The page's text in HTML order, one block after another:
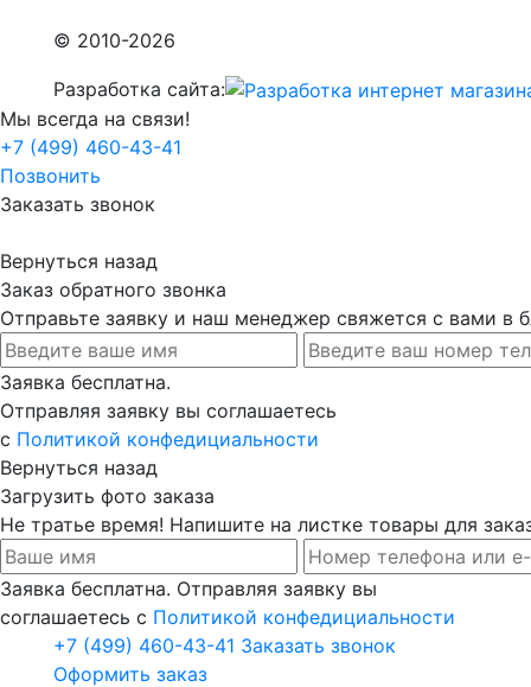
© 2010-2026
Разработка сайта:
Мы всегда на связи!
+7 (499) 460-43-41
Позвонить
Заказать звонок
Вернуться назад
Заказ обратного звонка
Отправьте заявку и наш менеджер свяжется с вами в
Заявка бесплатна.
Отправляя заявку вы соглашаетесь
с Политикой конфедициальности
Вернуться назад
Загрузить фото заказа
Не тратье время! Напишите на листке товары для
Заявка бесплатна. Отправляя заявку вы
соглашаетесь с Политикой конфедициальности
+7 (499) 460-43-41 Заказать звонок
Оформить заказ